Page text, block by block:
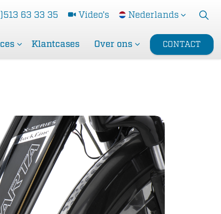
Klantcases Over ons
63 33 35 Video's Nederlands
CONTACT